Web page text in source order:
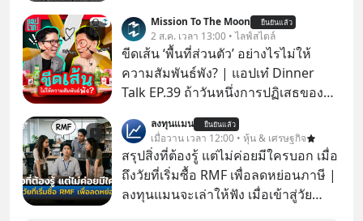
Mission To The Moon ยืนยันแล้ว
2 ส.ค. เวลา 13:00 • ไลฟ์สไตล์
ขีดเส้น ‘พื้นที่ส่วนตัว’ อย่างไรไม่ให้
ความสัมพันธ์พัง? | แอปเท๋ Dinner
Talk EP.39 ถ้าวันหนึ่งการปฏิเสธของ
ตั้งกำแพงใส่และมองว่าเราเห็นแก่ตัวทั้ง
ที่เราเองก็ไม่เคยปฏิเสธใครอย่างนี้มา
ก่อน แต่พอตั้งใจจะ ‘สร้างขอบเขต’ เพื่อ
ตัวเองดูสักครั้ง กลับทำให้เกิดรอยร้าว
ในความสัมพันธ์เสียอย่างนั้น โดยราย
ลงทุนแมน ยืนยันแล้ว
เมื่อวาน เวลา 12:00 • หุ้น & เศรษฐกิจ
สรุปสิ่งที่ต้องรู้ แต่ไม่ค่อยมีใครบอก เมื่อ
ถึงวัยที่เริ่มซื้อ RMF เพื่อลดหย่อนภาษี |
ลงทุนแมนจะเล่าให้ฟัง เมื่อเข้าสู่วัย